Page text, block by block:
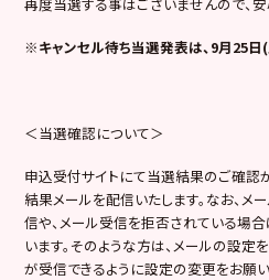
※キャンセル待ち当選発表は、9月25日(
＜当選確認について＞
申込受付サイトにて当選結果のご確認
結果メールを配信いたします。なお、メ
信や、メール受信を拒否されている場
います。そのような方は、メールの設定
が受信できるように設定の変更をお願